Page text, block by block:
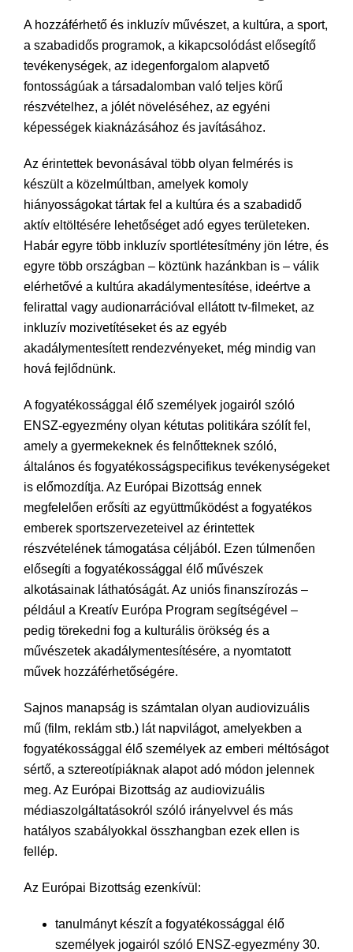
A hozzáférhető és inkluzív művészet, a kultúra, a sport,
a szabadidős programok, a kikapcsolódást elősegítő
tevékenységek, az idegenforgalom alapvető
fontosságúak a társadalomban való teljes körű
részvételhez, a jólét növeléséhez, az egyéni
képességek kiaknázásához és javításához.
Az érintettek bevonásával több olyan felmérés is
készült a közelmúltban, amelyek komoly
hiányosságokat tártak fel a kultúra és a szabadidő
aktív eltöltésére lehetőséget adó egyes területeken.
Habár egyre több inkluzív sportlétesítmény jön létre, és
egyre több országban – köztünk hazánkban is – válik
elérhetővé a kultúra akadálymentesítése, ideértve a
felirattal vagy audionarrációval ellátott tv-filmeket, az
inkluzív mozivetítéseket és az egyéb
akadálymentesített rendezvényeket, még mindig van
hová fejlődnünk.
A fogyatékossággal élő személyek jogairól szóló
ENSZ-egyezmény olyan kétutas politikára szólít fel,
amely a gyermekeknek és felnőtteknek szóló,
általános és fogyatékosságspecifikus tevékenységeket
is előmozdítja. Az Európai Bizottság ennek
megfelelően erősíti az együttműködést a fogyatékos
emberek sportszervezeteivel az érintettek
részvételének támogatása céljából. Ezen túlmenően
elősegíti a fogyatékossággal élő művészek
alkotásainak láthatóságát. Az uniós finanszírozás –
például a Kreatív Európa Program segítségével –
pedig törekedni fog a kulturális örökség és a
művészetek akadálymentesítésére, a nyomtatott
művek hozzáférhetőségére.
Sajnos manapság is számtalan olyan audiovizuális
mű (film, reklám stb.) lát napvilágot, amelyekben a
fogyatékossággal élő személyek az emberi méltóságot
sértő, a sztereotípiáknak alapot adó módon jelennek
meg. Az Európai Bizottság az audiovizuális
médiaszolgáltatásokról szóló irányelvvel és más
hatályos szabályokkal összhangban ezek ellen is
fellép.
Az Európai Bizottság ezenkívül:
tanulmányt készít a fogyatékossággal élő
személyek jogairól szóló ENSZ-egyezmény 30.